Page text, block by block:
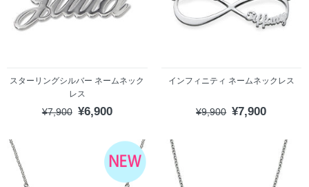
スターリングシルバー ネームネック
レス
¥7,900 ¥6,900
インフィニティ ネームネックレス
¥9,900 ¥7,900